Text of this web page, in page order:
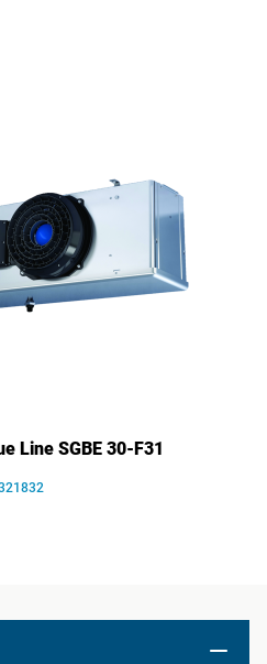
Line SGBE 30-F31